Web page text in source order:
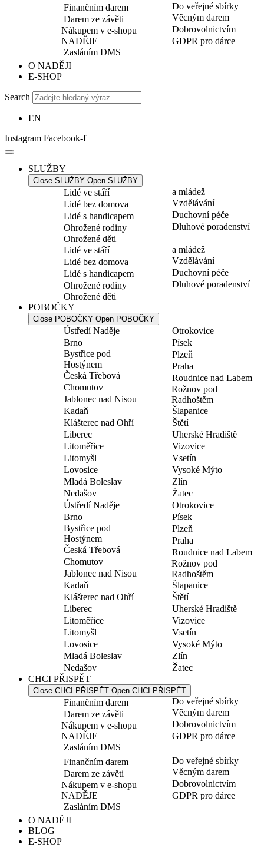
Finančním darem
Darem ze závěti
Nákupem v e-shopu
NADĚJE
Zasláním DMS
Do veřejné sbírky
Věcným darem
Dobrovolnictvím
GDPR pro dárce
O NADĚJI
E-SHOP
Search
EN
Instagram Facebook-f
SLUŽBY
Close SLUŽBY Open SLUŽBY
Lidé ve stáří
Lidé bez domova
Lidé s handicapem
Ohrožené rodiny
Ohrožené děti
a mládež
Vzdělávání
Duchovní péče
Dluhové poradenství
Lidé ve stáří
Lidé bez domova
Lidé s handicapem
Ohrožené rodiny
Ohrožené děti
a mládež
Vzdělávání
Duchovní péče
Dluhové poradenství
POBOČKY
Close POBOČKY Open POBOČKY
Ústředí Naděje
Brno
Bystřice pod
Hostýnem
Česká Třebová
Chomutov
Jablonec nad Nisou
Kadaň
Klášterec nad Ohří
Liberec
Litoměřice
Litomyšl
Lovosice
Mladá Boleslav
Nedašov
Otrokovice
Písek
Plzeň
Praha
Roudnice nad Labem
Rožnov pod
Radhoštěm
Šlapanice
Štětí
Uherské Hradiště
Vizovice
Vsetín
Vysoké Mýto
Zlín
Žatec
Ústředí Naděje
Brno
Bystřice pod
Hostýnem
Česká Třebová
Chomutov
Jablonec nad Nisou
Kadaň
Klášterec nad Ohří
Liberec
Litoměřice
Litomyšl
Lovosice
Mladá Boleslav
Nedašov
Otrokovice
Písek
Plzeň
Praha
Roudnice nad Labem
Rožnov pod
Radhoštěm
Šlapanice
Štětí
Uherské Hradiště
Vizovice
Vsetín
Vysoké Mýto
Zlín
Žatec
CHCI PŘISPĚT
Close CHCI PŘISPĚT Open CHCI PŘISPĚT
Finančním darem
Darem ze závěti
Nákupem v e-shopu
NADĚJE
Zasláním DMS
Do veřejné sbírky
Věcným darem
Dobrovolnictvím
GDPR pro dárce
Finančním darem
Darem ze závěti
Nákupem v e-shopu
NADĚJE
Zasláním DMS
Do veřejné sbírky
Věcným darem
Dobrovolnictvím
GDPR pro dárce
O NADĚJI
BLOG
E-SHOP